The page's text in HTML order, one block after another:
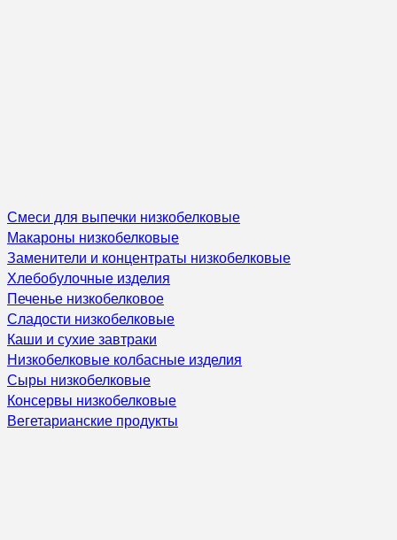
Смеси для выпечки низкобелковые
Макароны низкобелковые
Заменители и концентраты низкобелковые
Хлебобулочные изделия
Печенье низкобелковое
Сладости низкобелковые
Каши и сухие завтраки
Низкобелковые колбасные изделия
Сыры низкобелковые
Консервы низкобелковые
Вегетарианские продукты